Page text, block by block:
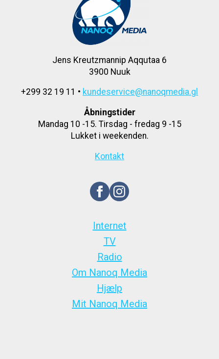
Jens Kreutzmannip Aqqutaa 6
3900 Nuuk
+299 32 19 11 • kundeservice@nanoqmedia.gl
Åbningstider
Mandag 10 -15. Tirsdag - fredag 9 -15
Lukket i weekenden.
Kontakt
Internet
TV
Radio
Om Nanoq Media
Hjælp
Mit Nanoq Media